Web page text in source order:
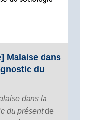
Malaise dans
du
dans la
du présentde